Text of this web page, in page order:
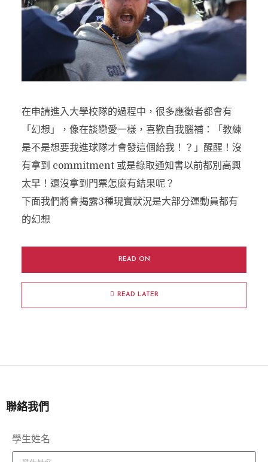
在申請進入大學校隊的過程中，很多應徵者都會有
「幻想」，像在談戀愛一樣，喜歡自我腦補：「教練
是不是想要我進球隊才會發這個給我！？」醒醒！沒
有拿到 commitment 或是錄取通知書以前都別高興
太早！還沒拿到門票怎麼有結果呢？
下面我們將會揭露3種現實狀況是大部分運動員都有
的幻想
READ ON
READ LATER
聯絡我們
學生姓名